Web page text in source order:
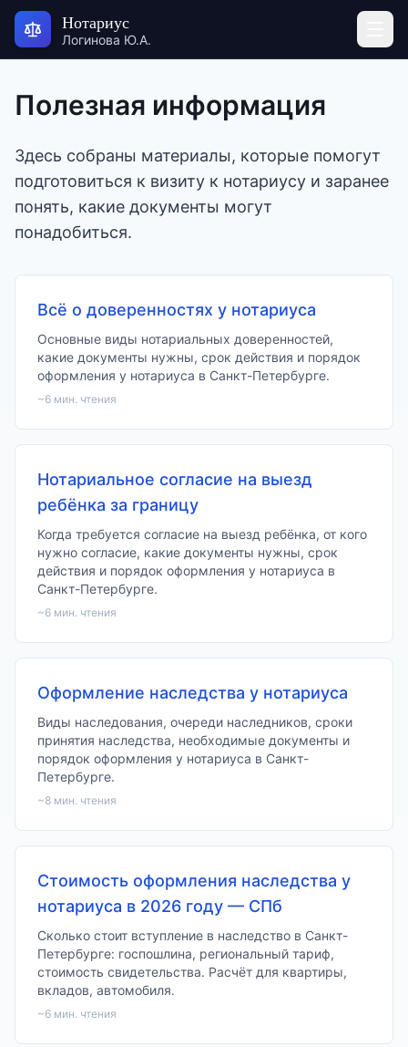
Нотариус
Логинова Ю.А.
Полезная информация
Здесь собраны материалы, которые помогут
подготовиться к визиту к нотариусу и заранее
понять, какие документы могут
понадобиться.
Всё о доверенностях у нотариуса
Основные виды нотариальных доверенностей,
какие документы нужны, срок действия и порядок
оформления у нотариуса в Санкт-Петербурге.
~6 мин. чтения
Нотариальное согласие на выезд
ребёнка за границу
Когда требуется согласие на выезд ребёнка, от кого
нужно согласие, какие документы нужны, срок
действия и порядок оформления у нотариуса в
Санкт-Петербурге.
~6 мин. чтения
Оформление наследства у нотариуса
Виды наследования, очереди наследников, сроки
принятия наследства, необходимые документы и
порядок оформления у нотариуса в Санкт-
Петербурге.
~8 мин. чтения
Стоимость оформления наследства у
нотариуса в 2026 году — СПб
Сколько стоит вступление в наследство в Санкт-
Петербурге: госпошлина, региональный тариф,
стоимость свидетельства. Расчёт для квартиры,
вкладов, автомобиля.
~6 мин. чтения